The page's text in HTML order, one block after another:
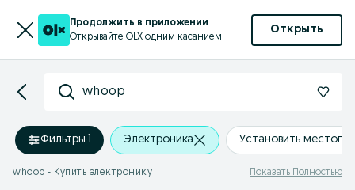
Продолжить в приложении
Открывайте OLX одним касанием
Открыть
whoop
Фильтры·1 Электроника Установить
whoop - Купить электронику Показать Полностью